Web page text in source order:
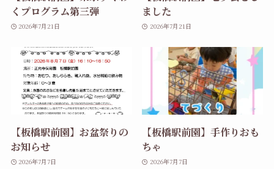
くプログラム第三弾
2026年7月21日
ました
2026年7月21日
【板橋駅前園】お盆祭りの
お知らせ
2026年7月7日
【板橋駅前園】手作りおも
ちゃ
2026年7月7日